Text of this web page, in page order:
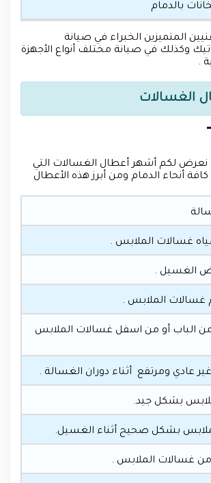
بالدمام
المتميزين الخبراء في صيانة
وكذلك في صيانة مختلف أنواع الأجهزة
.
الغسالات
نعرض لكم أشهر أعطال الغسالات التي
أنحاء الدمام ومن أبرز هذه الأعطال
غسالات الملابس .
الغسيل .
غسالات الملابس .
الباب أو من اسفل غسالات الملابس
ومرتفع أثناء دوران الغسالة .
بشكل جيد.
بشكل صحيح أثناء الغسيل.
غسالات الملابس .